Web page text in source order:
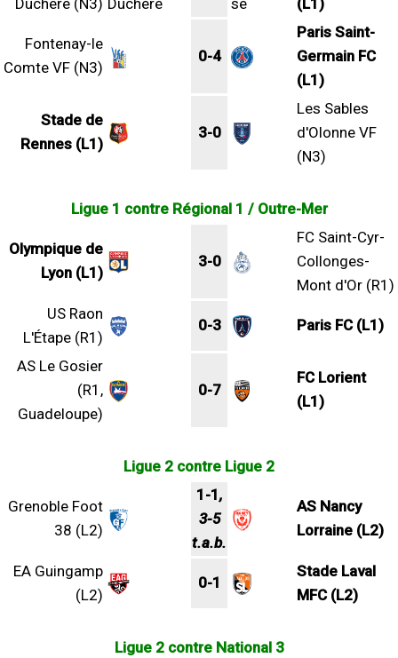
Duchère (N3)
(L1)
Fontenay-le
Comte VF (N3)
0-4
Paris Saint-
Germain FC
(L1)
Stade de
Rennes (L1)
3-0
Les Sables
d'Olonne VF
(N3)
Ligue 1 contre Régional 1 / Outre-Mer
Olympique de
Lyon (L1)
3-0
FC Saint-Cyr-
Collonges-
Mont d'Or (R1)
US Raon
L'Étape (R1)
0-3 Paris FC (L1)
AS Le Gosier
(R1,
Guadeloupe)
0-7
FC Lorient
(L1)
Ligue 2 contre Ligue 2
Grenoble Foot
38 (L2)
1-1,
3-5
t.a.b.
AS Nancy
Lorraine (L2)
EA Guingamp
(L2)
0-1
Stade Laval
MFC (L2)
Ligue 2 contre National 3